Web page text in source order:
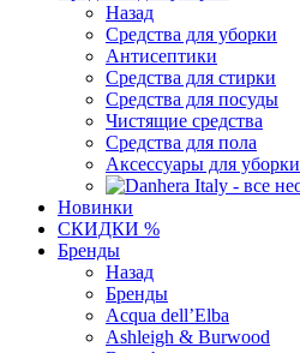
Назад
Средства для уборки
Антисептики
Средства для стирки
Средства для посуды
Чистящие средства
Средства для пола
Аксессуары для уборки
Новинки
СКИДКИ %
Бренды
Назад
Бренды
Acqua dell’Elba
Ashleigh & Burwood